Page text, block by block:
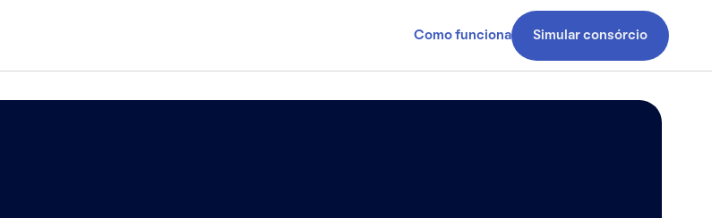
Como funciona Simular consórcio